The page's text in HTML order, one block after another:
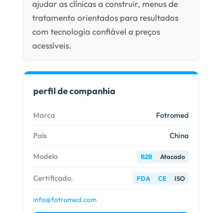
ajudar as clínicas a construir, menus de
tratamento orientados para resultados
com tecnologia confiável a preços
acessíveis.
perfil de companhia
Marca Fotromed
País China
Modelo B2B Atacado
Certificado. FDA CE ISO
info@fotromed.com